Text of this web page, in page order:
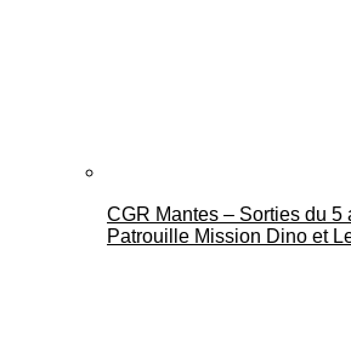
CGR Mantes – Sorties du 5
Patrouille Mission Dino et